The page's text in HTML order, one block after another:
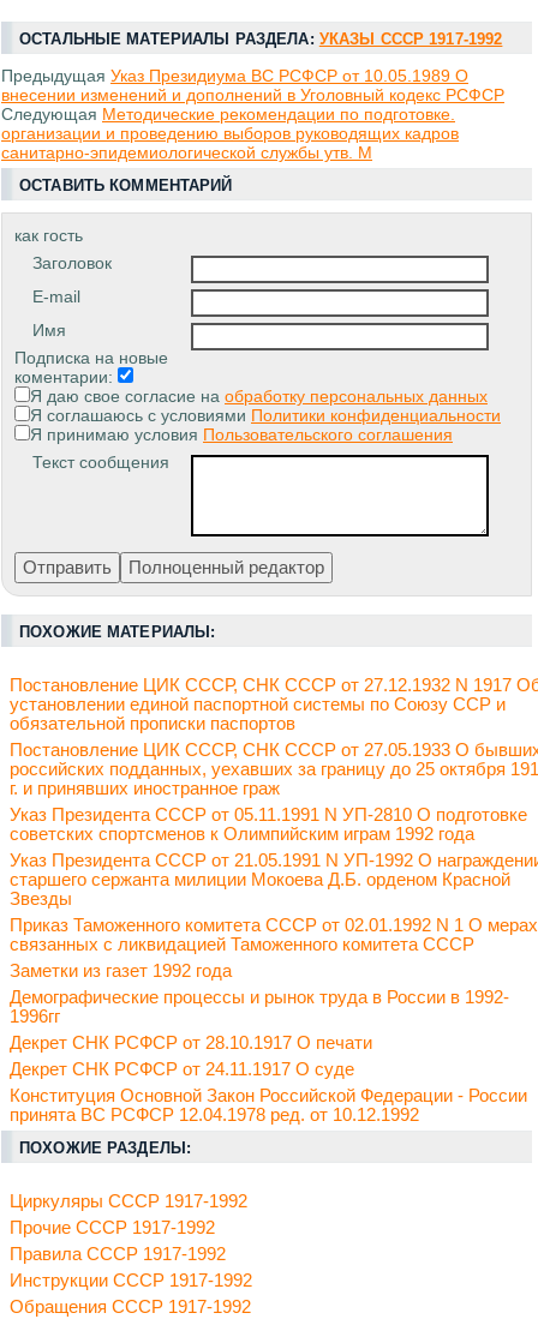
ОСТАЛЬНЫЕ МАТЕРИАЛЫ РАЗДЕЛА: УКАЗЫ СССР 1917-1992
Предыдущая Указ Президиума ВС РСФСР от 10.05.1989 О
внесении изменений и дополнений в Уголовный кодекс РСФСР
Следующая Методические рекомендации по подготовке.
организации и проведению выборов руководящих кадров
санитарно-эпидемиологической службы утв. М
ОСТАВИТЬ КОММЕНТАРИЙ
как гость
Заголовок
E-mail
Имя
Подписка на новые
коментарии:
Я даю свое согласие на обработку персональных данных
Я соглашаюсь с условиями Политики конфиденциальности
Я принимаю условия Пользовательского соглашения
Текст сообщения
ПОХОЖИЕ МАТЕРИАЛЫ:
Постановление ЦИК СССР, СНК СССР от 27.12.1932 N 1917
установлении единой паспортной системы по Союзу ССР и
обязательной прописки паспортов
Постановление ЦИК СССР, СНК СССР от 27.05.1933 О
российских подданных, уехавших за границу до 25 октября
г. и принявших иностранное граж
Указ Президента СССР от 05.11.1991 N УП-2810 О подготовке
советских спортсменов к Олимпийским играм 1992 года
Указ Президента СССР от 21.05.1991 N УП-1992 О
старшего сержанта милиции Мокоева Д.Б. орденом Красной
Звезды
Приказ Таможенного комитета СССР от 02.01.1992 N 1 О
связанных с ликвидацией Таможенного комитета СССР
Заметки из газет 1992 года
Демографические процессы и рынок труда в России в 1992-
1996гг
Декрет СНК РСФСР от 28.10.1917 О печати
Декрет СНК РСФСР от 24.11.1917 О суде
Конституция Основной Закон Российской Федерации - России
принята ВС РСФСР 12.04.1978 ред. от 10.12.1992
ПОХОЖИЕ РАЗДЕЛЫ:
Циркуляры СССР 1917-1992
Прочие СССР 1917-1992
Правила СССР 1917-1992
Инструкции СССР 1917-1992
Обращения СССР 1917-1992